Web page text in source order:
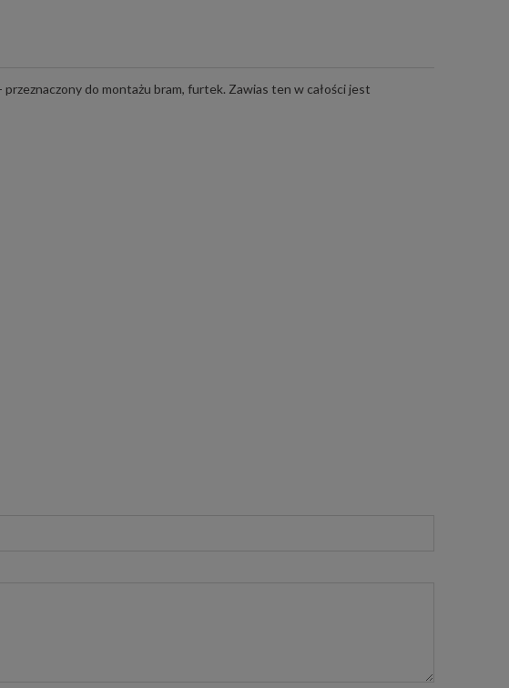
do montażu bram, furtek. Zawias ten w całości jest